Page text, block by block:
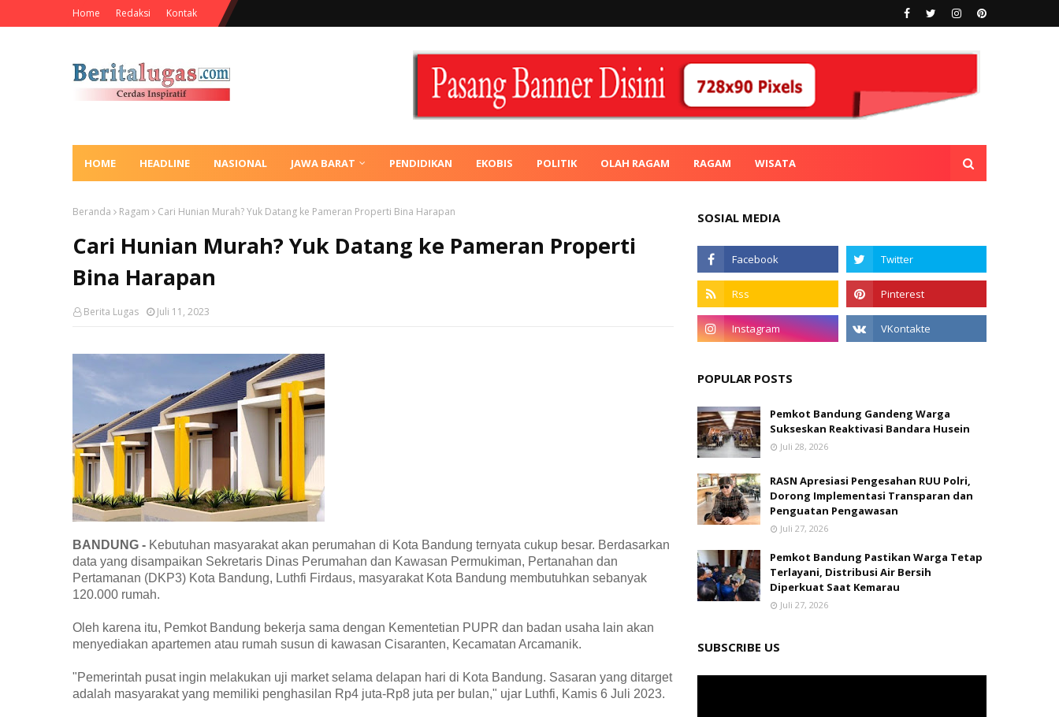
Home Redaksi Kontak
HOME HEADLINE NASIONAL JAWA BARAT PENDIDIKAN EKOBIS POLITIK OLAH RAGAM RAGAM WISATA
Beranda Ragam Cari Hunian Murah? Yuk Datang ke Pameran Properti Bina Harapan
Cari Hunian Murah? Yuk Datang ke Pameran Properti
Bina Harapan
Berita Lugas Juli 11, 2023
BANDUNG - Kebutuhan masyarakat akan perumahan di Kota Bandung ternyata cukup besar. Berdasarkan
data yang disampaikan Sekretaris Dinas Perumahan dan Kawasan Permukiman, Pertanahan dan
Pertamanan (DKP3) Kota Bandung, Luthfi Firdaus, masyarakat Kota Bandung membutuhkan sebanyak
120.000 rumah.
Oleh karena itu, Pemkot Bandung bekerja sama dengan Kementetian PUPR dan badan usaha lain akan
menyediakan apartemen atau rumah susun di kawasan Cisaranten, Kecamatan Arcamanik.
"Pemerintah pusat ingin melakukan uji market selama delapan hari di Kota Bandung. Sasaran yang ditarget
adalah masyarakat yang memiliki penghasilan Rp4 juta-Rp8 juta per bulan," ujar Luthfi, Kamis 6 Juli 2023.
SOSIAL MEDIA
POPULAR POSTS
Pemkot Bandung Gandeng Warga
Sukseskan Reaktivasi Bandara Husein
Juli 28, 2026
RASN Apresiasi Pengesahan RUU Polri,
Dorong Implementasi Transparan dan
Penguatan Pengawasan
Juli 27, 2026
Pemkot Bandung Pastikan Warga Tetap
Terlayani, Distribusi Air Bersih
Diperkuat Saat Kemarau
Juli 27, 2026
SUBSCRIBE US